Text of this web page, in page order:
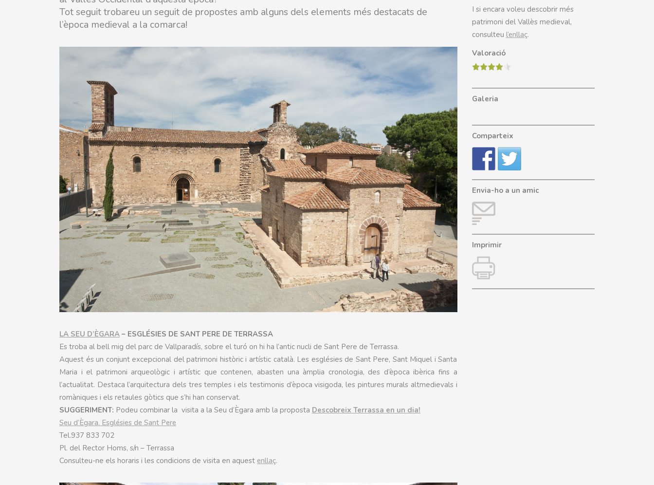
Tot seguit trobareu un seguit de propostes amb alguns dels elements més destacats de
l’època medieval a la comarca!
LA SEU D’ÈGARA – ESGLÉSIES DE SANT PERE DE TERRASSA
Es troba al bell mig del parc de Vallparadís, sobre el turó on hi ha l’antic nucli de Sant Pere de Terrassa.
Aquest és un conjunt excepcional del patrimoni històric i artístic català. Les esglésies de Sant Pere, Sant Miquel i Santa
Maria i el patrimoni arqueològic i artístic que contenen, abasten una àmplia cronologia, des d’època ibèrica fins a
l’actualitat. Destaca l’arquitectura dels tres temples i els testimonis d’època visigoda, les pintures murals altmedievals i
romàniques i els retaules gòtics que s’hi han conservat.
SUGGERIMENT: Podeu combinar la visita a la Seu d’Ègara amb la proposta Descobreix Terrassa en un dia!
Seu d’Ègara. Esglésies de Sant Pere
Tel.937 833 702
Pl. del Rector Homs, s/n – Terrassa
Consulteu-ne els horaris i les condicions de visita en aquest enllaç.
I si encara voleu descobrir més
patrimoni del Vallès medieval,
consulteu l’enllaç.
Valoració
Galeria
Comparteix
Envia-ho a un amic
Imprimir